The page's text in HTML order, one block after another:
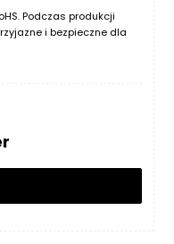
Podczas produkcji
i bezpieczne dla